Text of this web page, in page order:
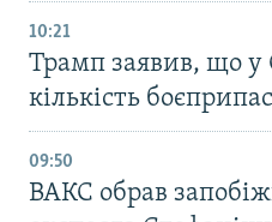
10:21
Трамп заявив, що
кількість
09:50
ВАКС обрав